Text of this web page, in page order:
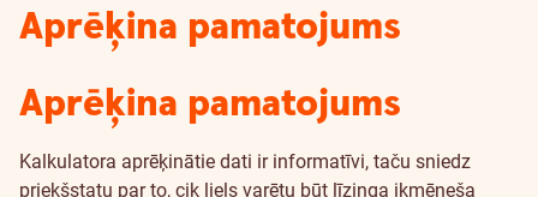
Aprēķina pamatojums
Aprēķina pamatojums
Kalkulatora aprēķinātie dati ir informatīvi, taču sniedz
priekšstatu par to, cik liels varētu būt līzinga ikmēneša